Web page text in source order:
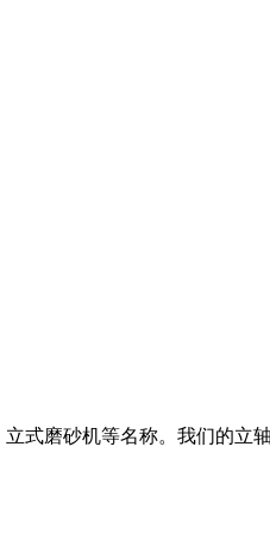
式磨砂机等名称。我们的立